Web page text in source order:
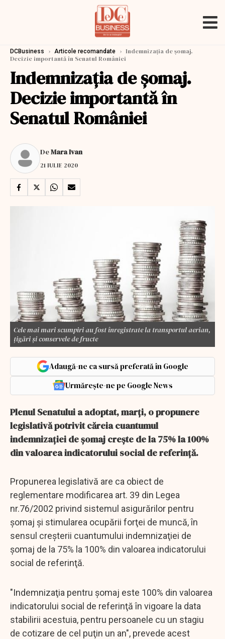
DCBusiness › Articole recomandate › Indemnizația de șomaj.
Decizie importantă în Senatul României
Indemnizația de șomaj.
Decizie importantă în
Senatul României
DeMara Ivan
21 IULIE 2020
Cele mai mari scumpiri au fost înregistrate la transportul aerian,
țigări și conservele de fructe
Adaugă-ne ca sursă preferată în Google
Urmărește-ne pe Google News
Plenul Senatului a adoptat, marţi, o propunere
legislativă potrivit căreia cuantumul
indemnizaţiei de şomaj creşte de la 75% la 100%
din valoarea indicatorului social de referinţă.
Propunerea legislativă are ca obiect de
reglementare modificarea art. 39 din Legea
nr.76/2002 privind sistemul asigurărilor pentru
şomaj şi stimularea ocupării forţei de muncă, în
sensul creşterii cuantumului indemnizaţiei de
şomaj de la 75% la 100% din valoarea indicatorului
social de referinţă.
"Indemnizaţia pentru şomaj este 100% din valoarea
indicatorului social de referinţă în vigoare la data
stabilirii acestuia, pentru persoanele cu un stagiu
de cotizare de cel puţin un an", prevede acest